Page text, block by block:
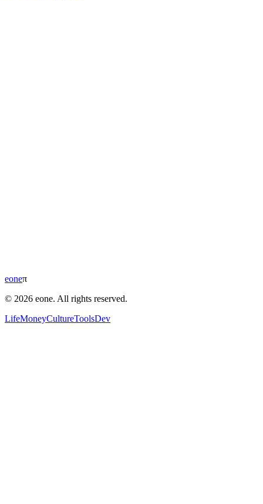
eoneπ
© 2026 eone. All rights reserved.
LifeMoneyCultureToolsDev